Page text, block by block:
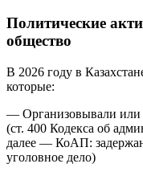
Политические
общество
В 2026 году в
которые:
— Организовывали или
(ст. 400 Кодекса об
далее — КоАП:
уголовное дело)